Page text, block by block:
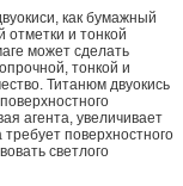
как бумажный
отметки и тонкой
может сделать
тонкой и
Титанюм двуокись
агента, увеличивает
поверхностного
светлого